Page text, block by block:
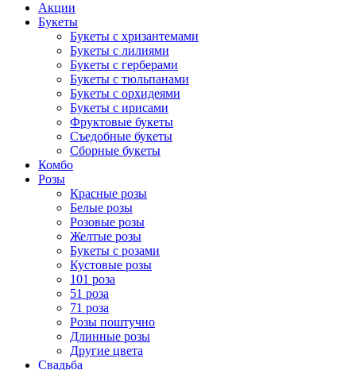
Акции
Букеты
Букеты с хризантемами
Букеты с лилиями
Букеты с герберами
Букеты с тюльпанами
Букеты с орхидеями
Букеты с ирисами
Фруктовые букеты
Съедобные букеты
Сборные букеты
Комбо
Розы
Красные розы
Белые розы
Розовые розы
Желтые розы
Букеты с розами
Кустовые розы
101 роза
51 роза
71 роза
Розы поштучно
Длинные розы
Другие цвета
Свадьба